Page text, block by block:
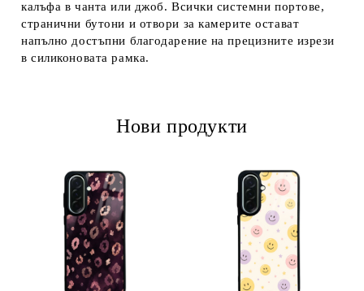
калъфа в чанта или джоб. Всички системни портове,
странични бутони и отвори за камерите остават
напълно достъпни благодарение на прецизните изрези
в силиконовата рамка.
Нови продукти